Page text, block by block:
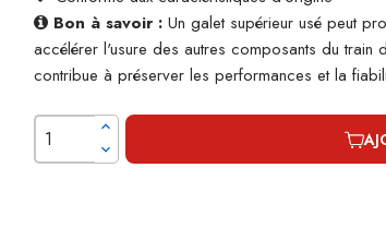
Bon à savoir : Un galet supérieur usé peut
accélérer l'usure des autres composants du train
contribue à préserver les performances et la